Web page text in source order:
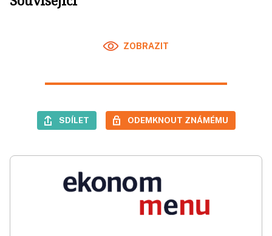
ZOBRAZIT
SDÍLET ODEMKNOUT ZNÁMÉMU